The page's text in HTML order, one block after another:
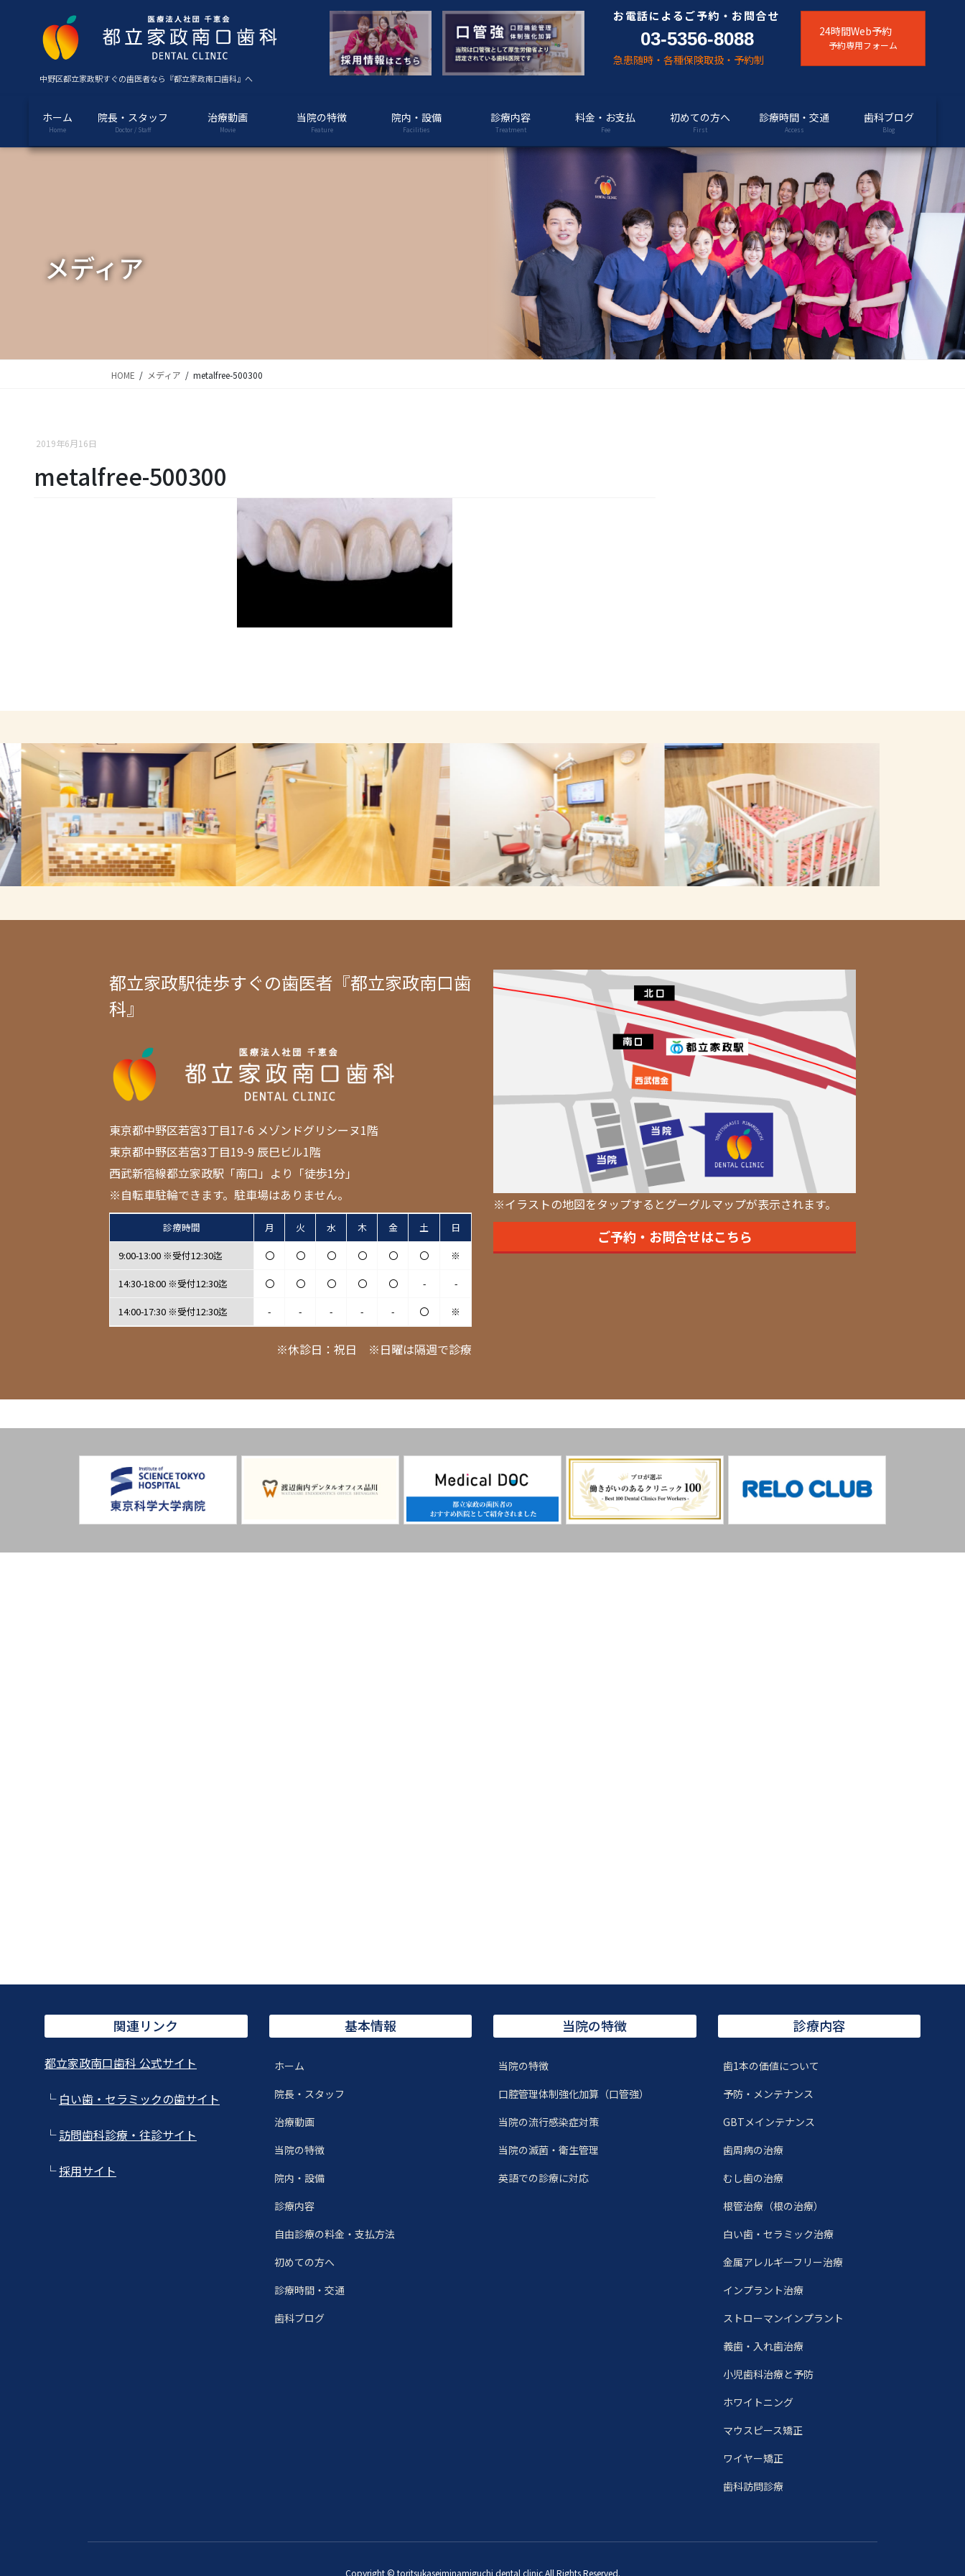
移
中野区都立家政駅すぐの歯医者なら『都立家政南口歯科』へ
お電話によるご予約・お問合せ
03-5356-8088
急患随時・各種保険取扱・予約制
24時間Web予約
予約専用フォーム
ホーム
Home
院長・スタッフ
Doctor / Staff
治療動画
Movie
当院の特徴
Feature
院内・設備
Facilities
診療内容
Treatment
料金・お支払
Fee
初めての方へ
First
診療時間・交通
Access
歯科ブログ
Blog
メディア
HOME メディア metalfree-500300
2019年6月16日
metalfree-500300
都立家政駅徒歩すぐの歯医者『都立家政南口歯
科』
東京都中野区若宮3丁目17-6 メゾンドグリシーヌ1階
東京都中野区若宮3丁目19-9 辰巳ビル1階
西武新宿線都立家政駅「南口」より「徒歩1分」
※自転車駐輪できます。駐車場はありません。
診療時間 月 火 水 木 金 土 日
9:00-13:00 ※受付12:30迄 〇 〇 〇 〇 〇 〇 ※
14:30-18:00 ※受付12:30迄 〇 〇 〇 〇 〇 - -
14:00-17:30 ※受付12:30迄 - - - - - 〇 ※
※休診日：祝日 ※日曜は隔週で診療
※イラストの地図をタップするとグーグルマップが表示されます。
ご予約・お問合せはこちら
関連リンク
都立家政南口歯科 公式サイト
└ 白い歯・セラミックの歯サイト
└訪問歯科診療・往診サイト
└採用サイト
基本情報
ホーム
院長・スタッフ
治療動画
当院の特徴
院内・設備
診療内容
自由診療の料金・支払方法
初めての方へ
診療時間・交通
歯科ブログ
当院の特徴
当院の特徴
口腔管理体制強化加算（口管強）
当院の流行感染症対策
当院の滅菌・衛生管理
英語での診療に対応
診療内容
歯1本の価値について
予防・メンテナンス
GBTメインテナンス
歯周病の治療
むし歯の治療
根管治療（根の治療）
白い歯・セラミック治療
金属アレルギーフリー治療
インプラント治療
ストローマンインプラント
義歯・入れ歯治療
小児歯科治療と予防
ホワイトニング
マウスピース矯正
ワイヤー矯正
歯科訪問診療
Copyright © toritsukaseiminamiguchi dental clinic All Rights Reserved.